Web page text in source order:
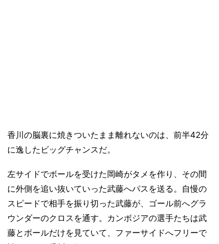
香川の脳裏に焼きついたまま離れないのは、前半42分
に逸したビッグチャンスだ。
左サイドでボールを受けた岡崎がタメを作り、その間
に外側を追い抜いていった武藤へパスを送る。自慢の
スピードで相手を振り切った武藤が、ゴール前へグラ
ウンダーのクロスを通す。カンボジアの選手たちは武
藤とボールだけを見ていて、ファーサイドへフリーで